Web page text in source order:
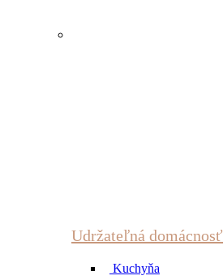
Udržateľná domácnosť
Kuchyňa